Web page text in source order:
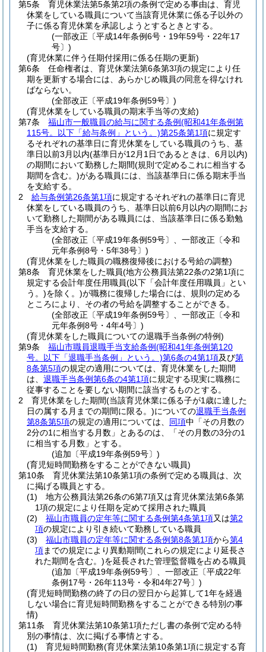
第5条
育児休業法第5条第2項の条例で定める事由は、育児
休業をしている職員について当該育児休業に係る子以外の
子に係る育児休業を承認しようとするときとする。
(一部改正〔平成14年条例6号・19年59号・22年17
号〕)
(育児休業に伴う任期付採用に係る任期の更新)
第6条
任命権者は、育児休業法第6条第3項の規定により任
期を更新する場合には、あらかじめ職員の同意を得なけれ
ばならない。
(全部改正〔平成19年条例59号〕)
(育児休業をしている職員の期末手当等の支給)
第7条
福山市一般職員の給与に関する条例(昭和41年条例第
115号。以下「給与条例」という。)第25条第1項に規定す
るそれぞれの基準日に育児休業をしている職員のうち、基
準日以前3月以内(基準日が12月1日であるときは、6月以内)
の期間において勤務した期間(規則で定めるこれに相当する
期間を含む。)がある職員には、当該基準日に係る期末手当
を支給する。
2
給与条例第26条第1項に規定するそれぞれの基準日に育児
休業をしている職員のうち、基準日以前6月以内の期間にお
いて勤務した期間がある職員には、当該基準日に係る勤勉
手当を支給する。
(全部改正〔平成19年条例59号〕、一部改正〔令和
元年条例8号・5年38号〕)
(育児休業をした職員の職務復帰後における号給の調整)
第8条
育児休業をした職員(地方公務員法第22条の2第1項に
規定する会計年度任用職員(以下「会計年度任用職員」とい
う。)を除く。)が職務に復帰した場合には、規則の定める
ところにより、その者の号給を調整することができる。
(全部改正〔平成19年条例59号〕、一部改正〔令和
元年条例8号・4年4号〕)
(育児休業をした職員についての退職手当条例の特例)
第9条
福山市職員退職手当支給条例(昭和41年条例第120
号。以下「退職手当条例」という。)第6条の4第1項及び第
8条第5項の規定の適用については、育児休業をした期間
は、 退職手当条例第6条の4第1項に規定する現実に職務に
従事することを要しない期間に該当するものとする。
2
育児休業をした期間(当該育児休業に係る子が1歳に達した
日の属する月までの期間に限る。)についての退職手当条例
第8条第5項の規定の適用については、 同項中「その月数の
2分の1に相当する月数」とあるのは、「その月数の3分の1
に相当する月数」とする。
(追加〔平成19年条例59号〕)
(育児短時間勤務をすることができない職員)
第10条
育児休業法第10条第1項の条例で定める職員は、次
に掲げる職員とする。
(1)
地方公務員法第26条の6第7項又は育児休業法第6条第
1項の規定により任期を定めて採用された職員
(2)
福山市職員の定年等に関する条例第4条第1項又は第2
項の規定により引き続いて勤務している職員
(3)
福山市職員の定年等に関する条例第8条第1項から第4
項までの規定により異動期間(これらの規定により延長さ
れた期間を含む。)を延長された管理監督職を占める職員
(追加〔平成19年条例59号〕、一部改正〔平成22年
条例17号・26年113号・令和4年27号〕)
(育児短時間勤務の終了の日の翌日から起算して1年を経過
しない場合に育児短時間勤務をすることができる特別の事
情)
第11条
育児休業法第10条第1項ただし書の条例で定める特
別の事情は、次に掲げる事情とする。
(1)
育児短時間勤務(育児休業法第10条第1項に規定する育